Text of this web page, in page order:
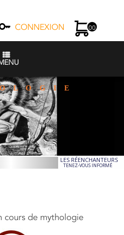
CONNEXION 00
L O G I E
LES RÉENCHANTEURS
TENEZ-VOUS INFORMÉ
cours de mythologie